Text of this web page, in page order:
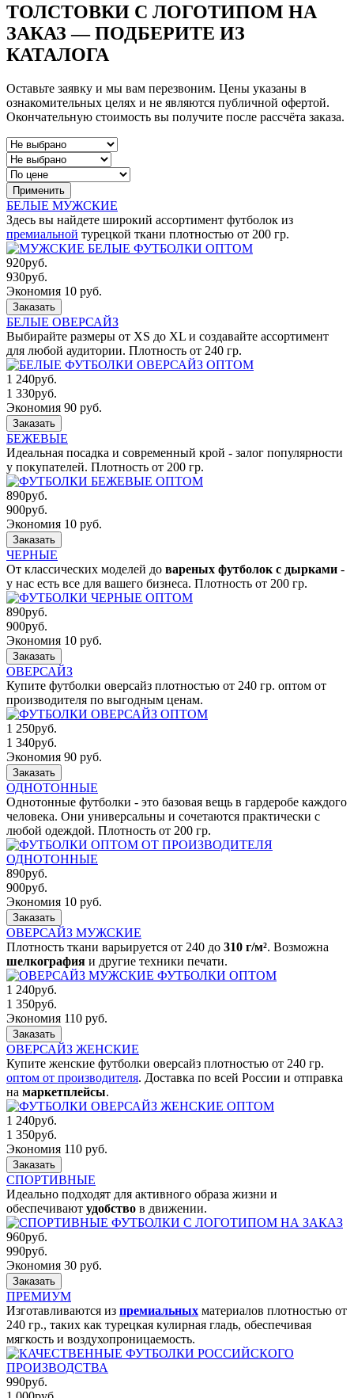
ТОЛСТОВКИ С ЛОГОТИПОМ НА
ЗАКАЗ — ПОДБЕРИТЕ ИЗ
КАТАЛОГА
Оставьте заявку и мы вам перезвоним. Цены указаны в
ознакомительных целях и не являются публичной офертой.
Окончательную стоимость вы получите после рассчёта заказа.
Применить
БЕЛЫЕ МУЖСКИЕ
Здесь вы найдете широкий ассортимент футболок из
премиальной турецкой ткани плотностью от 200 гр.
920руб.
930руб.
Экономия 10 руб.
Заказать
БЕЛЫЕ ОВЕРСАЙЗ
Выбирайте размеры от XS до XL и создавайте ассортимент
для любой аудитории. Плотность от 240 гр.
1 240руб.
1 330руб.
Экономия 90 руб.
Заказать
БЕЖЕВЫЕ
Идеальная посадка и современный крой - залог популярности
у покупателей. Плотность от 200 гр.
890руб.
900руб.
Экономия 10 руб.
Заказать
ЧЕРНЫЕ
От классических моделей до вареных футболок с дырками -
у нас есть все для вашего бизнеса. Плотность от 200 гр.
890руб.
900руб.
Экономия 10 руб.
Заказать
ОВЕРСАЙЗ
Купите футболки оверсайз плотностью от 240 гр. оптом от
производителя по выгодным ценам.
1 250руб.
1 340руб.
Экономия 90 руб.
Заказать
ОДНОТОННЫЕ
Однотонные футболки - это базовая вещь в гардеробе каждого
человека. Они универсальны и сочетаются практически с
любой одеждой. Плотность от 200 гр.
890руб.
900руб.
Экономия 10 руб.
Заказать
ОВЕРСАЙЗ МУЖСКИЕ
Плотность ткани варьируется от 240 до 310 г/м². Возможна
шелкография и другие техники печати.
1 240руб.
1 350руб.
Экономия 110 руб.
Заказать
ОВЕРСАЙЗ ЖЕНСКИЕ
Купите женские футболки оверсайз плотностью от 240 гр.
оптом от производителя. Доставка по всей России и отправка
на маркетплейсы.
1 240руб.
1 350руб.
Экономия 110 руб.
Заказать
СПОРТИВНЫЕ
Идеально подходят для активного образа жизни и
обеспечивают удобство в движении.
960руб.
990руб.
Экономия 30 руб.
Заказать
ПРЕМИУМ
Изготавливаются из премиальных материалов плотностью от
240 гр., таких как турецкая кулирная гладь, обеспечивая
мягкость и воздухопроницаемость.
990руб.